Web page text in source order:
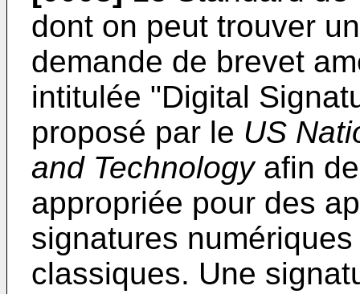
dont on peut trouver
demande de brevet
intitulée "Digital
proposé par le US
and Technologyafin
appropriée pour des
signatures
classiques. Une